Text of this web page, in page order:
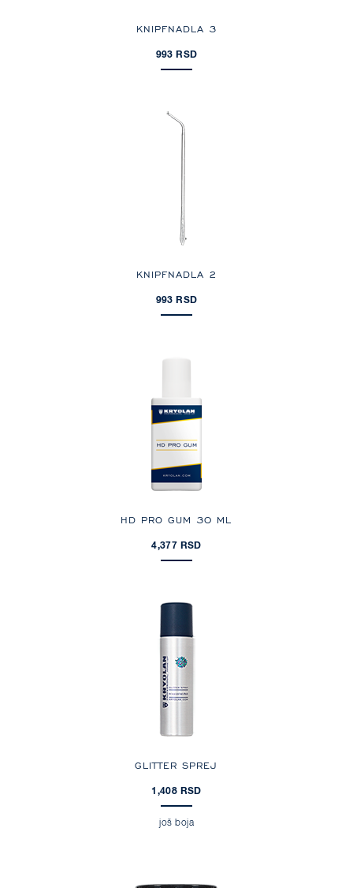
KNIPFNADLA 3
993 RSD
KNIPFNADLA 2
993 RSD
HD PRO GUM 30 ML
4,377 RSD
GLITTER SPREJ
1,408 RSD
još boja